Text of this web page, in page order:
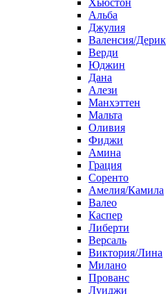
Хьюстон
Альба
Джулия
Валенсия/Дерик
Верди
Юджин
Дана
Алези
Манхэттен
Мальта
Оливия
Фиджи
Амина
Грация
Соренто
Амелия/Камила
Валео
Каспер
Либерти
Версаль
Виктория/Лина
Милано
Прованс
Луиджи